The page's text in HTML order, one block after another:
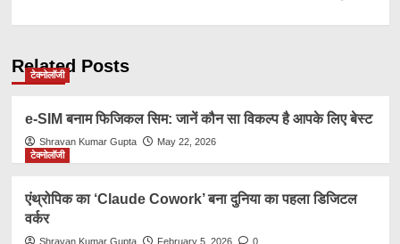
Related Posts
टेक्नोलॉजी
e-SIM बनाम फिजिकल सिम: जानें कौन सा विकल्प है आपके लिए बेस्ट
Shravan Kumar Gupta
May 22, 2026
टेक्नोलॉजी
एंथ्रोपिक का ‘Claude Cowork’ बना दुनिया का पहला डिजिटल
वर्कर
Shravan Kumar Gupta February 5, 2026
0